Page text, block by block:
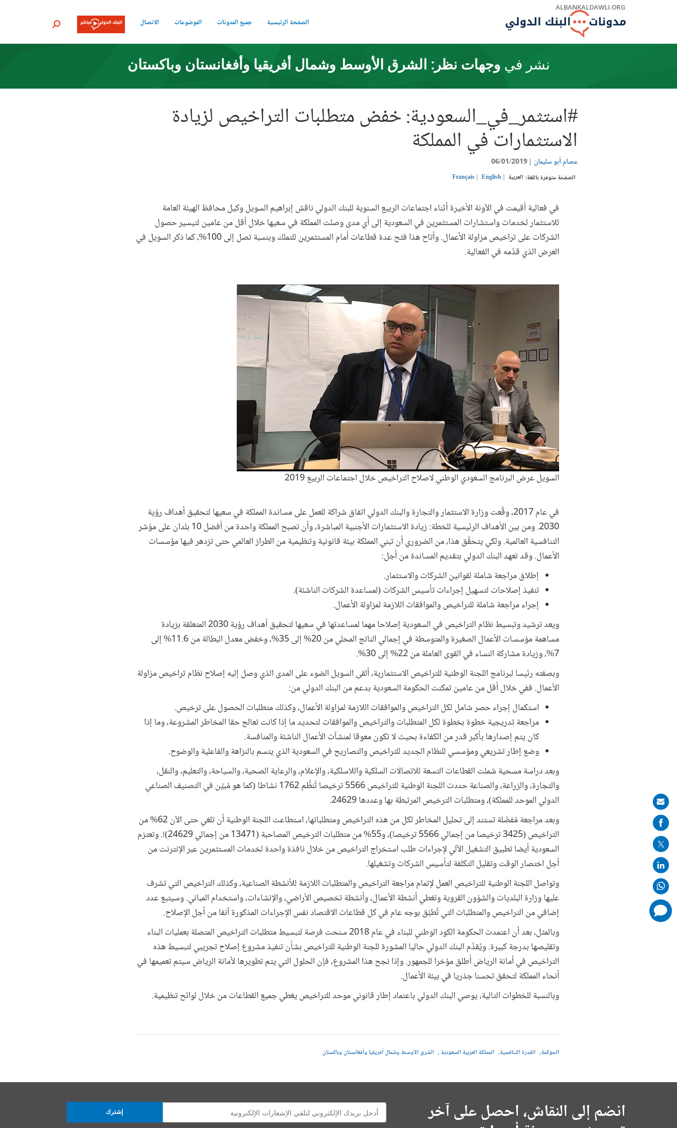
ALBANKALDAWLI.ORG
الصفحة الرئيسية جميع المدونات الموضوعات الاتصال بحث
نشر في وجهات نظر: الشرق الأوسط وشمال أفريقيا وأفغانستان وباكستان
#استثمر_في_السعودية: خفض متطلبات التراخيص لزيادة
الاستثمارات في المملكة
عصام أبو سليمان 06/01/2019
الصفحة متوفرة باللغة: العربية English
Français
في فعالية أُقيمت في الآونة الأخيرة أثناء اجتماعات الربيع السنوية للبنك الدولي ناقش إبراهيم السويل وكيل محافظ الهيئة العامة
للاستثمار لخدمات واستشارات المستثمرين في السعودية إلى أي مدى وصلت المملكة في سعيها خلال أقل من عامين لتيسير حصول
الشركات على تراخيص مزاولة الأعمال. وأتاح هذا فتْح عدة قطاعات أمام المستثمرين للتملك وبنسبة تصل إلى 100%، كما ذكر السويل في
العرض الذي قدَّمه في الفعالية.
السويل عرض البرنامج السعودي الوطني لاصلاح التراخيص خلال اجتماعات الربيع 2019
في عام 2017، وقَّعت وزارة الاستثمار والتجارة والبنك الدولي اتفاق شراكة للعمل على مساندة المملكة في سعيها لتحقيق أهداف رؤية
2030. ومن بين الأهداف الرئيسية للخطة: زيادة الاستثمارات الأجنبية المباشرة، وأن تصبح المملكة واحدة من أفضل 10 بلدان على مؤشر
التنافسية العالمية. ولكي يتحقَّق هذا، من الضروري أن تبني المملكة بيئة قانونية وتنظيمية من الطراز العالمي حتى تزدهر فيها مؤسسات
الأعمال. وقد تعهد البنك الدولي بتقديم المساندة من أجل:
إطلاق مراجعة شاملة لقوانين الشركات والاستثمار.
تنفيذ إصلاحات لتسهيل إجراءات تأسيس الشركات (لمساعدة الشركات الناشئة).
إجراء مراجعة شاملة للتراخيص والموافقات اللازمة لمزاولة الأعمال.
ويعد ترشيد وتبسيط نظام التراخيص في السعودية إصلاحا مهما لمساعدتها في سعيها لتحقيق أهداف رؤية 2030 المتعلقة بزيادة
مساهمة مؤسسات الأعمال الصغيرة والمتوسطة في إجمالي الناتج المحلي من 20% إلى 35%، وخفض معدل البطالة من 11.6% إلى
7%، وزيادة مشاركة النساء في القوى العاملة من 22% إلى 30%.
وبصفته رئيسا لبرنامج اللجنة الوطنية للتراخيص الاستثمارية، ألقى السويل الضوء على المدى الذي وصل إليه إصلاح نظام تراخيص مزاولة
الأعمال. ففي خلال أقل من عامين تمكنت الحكومة السعودية بدعم من البنك الدولي من:
استكمال إجراء حصر شامل لكل التراخيص والموافقات اللازمة لمزاولة الأعمال، وكذلك متطلبات الحصول على ترخيص.
مراجعة تدريجية خطوة بخطوة لكل المتطلبات والتراخيص والموافقات لتحديد ما إذا كانت تعالج حقا المخاطر المشروعة، وما إذا
كان يتم إصدارها بأكبر قدر من الكفاءة بحيث لا تكون معوقا لمنشآت الأعمال الناشئة والمنافسة.
وضع إطار تشريعي ومؤسسي للنظام الجديد للتراخيص والتصاريح في السعودية الذي يتسم بالنزاهة والفاعلية والوضوح.
وبعد دراسة مسحية شملت القطاعات التسعة للاتصالات السلكية واللاسلكية، والإعلام، والرعاية الصحية، والسياحة، والتعليم، والنقل،
والتجارة، والزراعة، والصناعة حددت اللجنة الوطنية للتراخيص 5566 ترخيصا تُنظِّم 1762 نشاطا (كما هو مُبيَّن في التصنيف الصناعي
الدولي الموحد للمملكة)، ومتطلبات الترخيص المرتبطة بها وعددها 24629.
وبعد مراجعة مُفصَّلة تستند إلى تحليل المخاطر لكل من هذه التراخيص ومتطلباتها، استطاعت اللجنة الوطنية أن تلغي حتى الآن 62% من
التراخيص (3425 ترخيصا من إجمالي 5566 ترخيصا)، و55% من متطلبات الترخيص المصاحبة (13471 من إجمالي 24629)!. وتعتزم
السعودية أيضا تطبيق التشغيل الآلي لإجراءات طلب استخراج التراخيص من خلال نافذة واحدة لخدمات المستثمرين عبر الإنترنت من
أجل اختصار الوقت وتقليل التكلفة لتأسيس الشركات وتشغيلها.
وتواصل اللجنة الوطنية للتراخيص العمل لإتمام مراجعة التراخيص والمتطلبات اللازمة للأنشطة الصناعية، وكذلك التراخيص التي تشرف
عليها وزارة البلديات والشؤون القروية وتغطي أنشطة الأعمال، وأنشطة تخصيص الأراضي، والإنشاءات، واستخدام المباني. وسيتبع عدد
إضافي من التراخيص والمتطلبات التي تُطبَّق بوجه عام في كل قطاعات الاقتصاد نفس الإجراءات المذكورة آنفا من أجل الإصلاح.
وبالمثل، بعد أن اعتمدت الحكومة الكود الوطني للبناء في عام 2018 سنحت فرصة لتبسيط متطلبات التراخيص المتصلة بعمليات البناء
وتقليصها بدرجة كبيرة. ويُقدِّم البنك الدولي حاليا المشورة للجنة الوطنية للتراخيص بشأن تنفيذ مشروع إصلاح تجريبي لتبسيط هذه
التراخيص في أمانة الرياض أُطلق مؤخرا للجمهور. وإذا نجح هذا المشروع، فإن الحلول التي يتم تطويرها لأمانة الرياض سيتم تعميمها في
أنحاء المملكة لتحقق تحسنا جذريا في بيئة الأعمال.
وبالنسبة للخطوات التالية، يوصي البنك الدولي باعتماد إطار قانوني موحد للتراخيص يغطي جميع القطاعات من خلال لوائح تنظيمية.
الحوكمة القدرة التنافسية المملكة العربية السعودية الشرق الأوسط وشمال أفريقيا وأفغانستان وباكستان
انضم إلى النقاش، احصل على آخر
E-
mail:
إشترك
Share
on
mail
comments
added